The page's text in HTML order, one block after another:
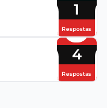
1
Respostas
4
Respostas